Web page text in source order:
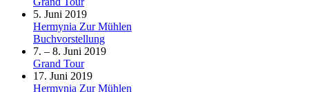
5. Juni 2019
Hermynia Zur Mühlen
Buchvorstellung
7. – 8. Juni 2019
Grand Tour
17. Juni 2019
Hermynia Zur Mühlen